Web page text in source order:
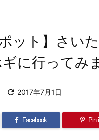
ポット】さい
に行ってみ
 2017年7月1日
Facebook Pin